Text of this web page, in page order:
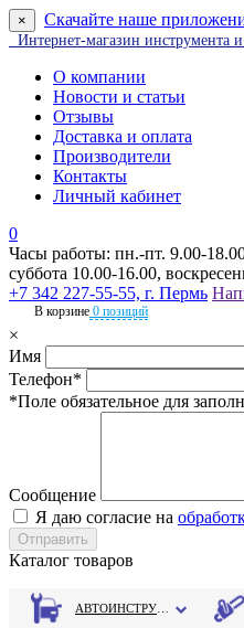
× Скачайте наше
Интернет-магазин инструмента
О компании
Новости и статьи
Отзывы
Доставка и оплата
Производители
Контакты
Личный кабинет
0
Часы работы: пн.-пт. 9.00-
суббота 10.00-16.00,
+7 342 227-55-55, г. Пермь
В корзине 0 позиций
×
Имя
Телефон*
*Поле обязательное для
Сообщение
Я даю согласие на
Каталог товаров